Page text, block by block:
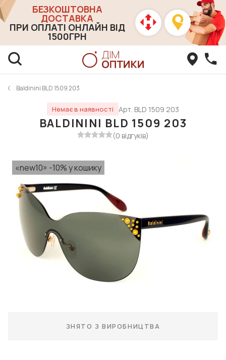
БЕЗКОШТОВНА
ДОСТАВКА
ПРИ ОПЛАТІ ОНЛАЙН ВІД
1500ГРН
Baldinini BLD 1509 203
Немає в наявності Арт. BLD 1509 203
BALDININI BLD 1509 203
(0 відгуків)
«new10» -10% у кошику
ЗНЯТО З ВИРОБНИЦТВА